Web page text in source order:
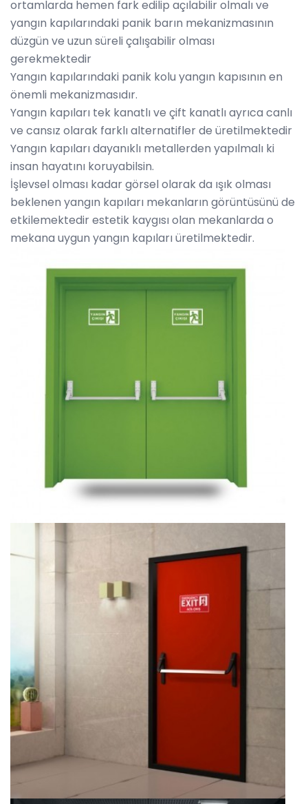
ortamlarda hemen fark edilip açılabilir olmalı ve
yangın kapılarındaki panik barın mekanizmasının
düzgün ve uzun süreli çalışabilir olması
gerekmektedir
Yangın kapılarındaki panik kolu yangın kapısının en
önemli mekanizmasıdır.
Yangın kapıları tek kanatlı ve çift kanatlı ayrıca canlı
ve cansız olarak farklı alternatifler de üretilmektedir
Yangın kapıları dayanıklı metallerden yapılmalı ki
insan hayatını koruyabilsin.
İşlevsel olması kadar görsel olarak da ışık olması
beklenen yangın kapıları mekanların görüntüsünü de
etkilemektedir estetik kaygısı olan mekanlarda o
mekana uygun yangın kapıları üretilmektedir.